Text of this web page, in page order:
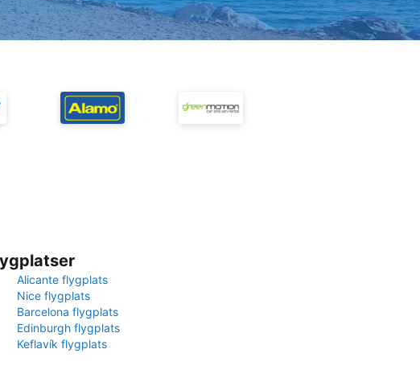
Alicante flygplats
Nice flygplats
Barcelona flygplats
Edinburgh flygplats
Keflavík flygplats